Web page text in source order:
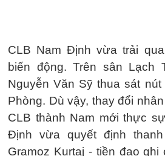
CLB Nam Định vừa trải
biến động. Trên sân Lạch
Nguyễn Văn Sỹ thua sát
Phòng. Dù vậy, thay đổi
CLB thành Nam mới thực
Định vừa quyết định
Gramoz Kurtaj - tiền đạo ghi